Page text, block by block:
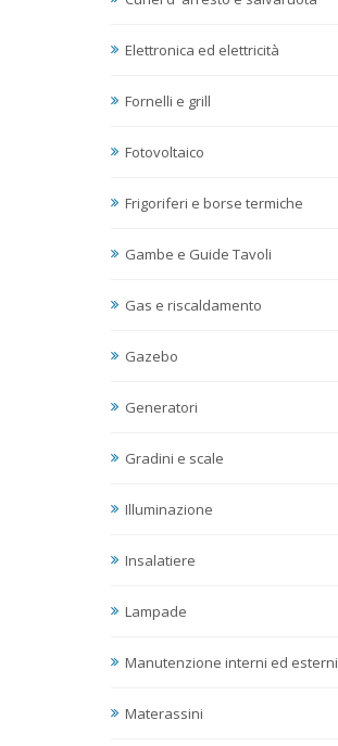
Elettronica ed elettricità
Fornelli e grill
Fotovoltaico
Frigoriferi e borse termiche
Gambe e Guide Tavoli
Gas e riscaldamento
Gazebo
Generatori
Gradini e scale
Illuminazione
Insalatiere
Lampade
Manutenzione interni ed esterni
Materassini